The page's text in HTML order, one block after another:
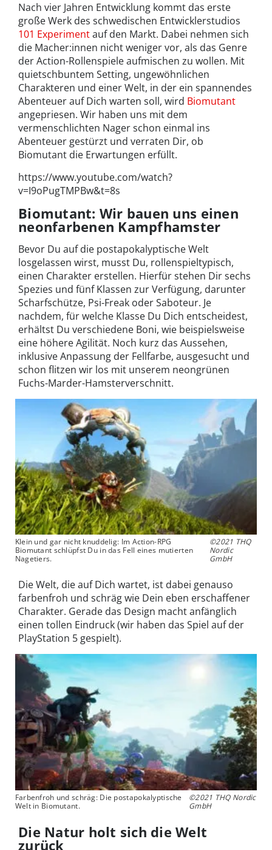
Nach vier Jahren Entwicklung kommt das erste
große Werk des schwedischen Entwicklerstudios
101 Experimentauf den Markt. Dabei nehmen sich
die Macher:innen nicht weniger vor, als das Genre
der Action-Rollenspiele aufmischen zu wollen. Mit
quietschbuntem Setting, ungewöhnlichen
Charakteren und einer Welt, in der ein spannendes
Abenteuer auf Dich warten soll, wird Biomutant
angepriesen. Wir haben uns mit dem
vermenschlichten Nager schon einmal ins
Abenteuer gestürzt und verraten Dir, ob
Biomutant die Erwartungen erfüllt.
https://www.youtube.com/watch?
v=I9oPugTMPBw&t=8s
Biomutant: Wir bauen uns einen
neonfarbenen Kampfhamster
Bevor Du auf die postapokalyptische Welt
losgelassen wirst, musst Du, rollenspieltypisch,
einen Charakter erstellen. Hierfür stehen Dir sechs
Spezies und fünf Klassen zur Verfügung, darunter
Scharfschütze, Psi-Freak oder Saboteur. Je
nachdem, für welche Klasse Du Dich entscheidest,
erhältst Du verschiedene Boni, wie beispielsweise
eine höhere Agilität. Noch kurz das Aussehen,
inklusive Anpassung der Fellfarbe, ausgesucht und
schon flitzen wir los mit unserem neongrünen
Fuchs-Marder-Hamsterverschnitt.
Klein und gar nicht knuddelig: Im Action-RPG
Biomutant schlüpfst Du in das Fell eines mutierten
Nagetiers.
©2021 THQ
Nordic
GmbH
Die Welt, die auf Dich wartet, ist dabei genauso
farbenfroh und schräg wie Dein eben erschaffener
Charakter. Gerade das Design macht anfänglich
einen tollen Eindruck (wir haben das Spiel auf der
PlayStation 5 gespielt).
Farbenfroh und schräg: Die postapokalyptische
Welt in Biomutant.
©2021 THQ Nordic
GmbH
Die Natur holt sich die Welt
zurück